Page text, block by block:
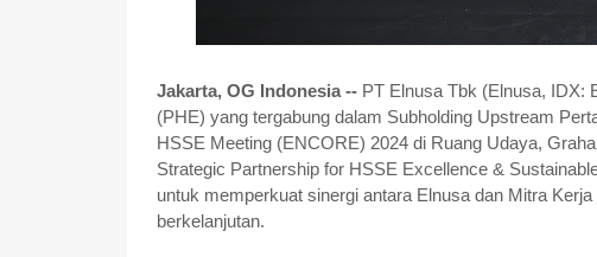
Jakarta, OG Indonesia -- PT Elnusa Tbk (Elnusa, IDX:
(PHE) yang tergabung dalam Subholding Upstream
HSSE Meeting (ENCORE) 2024 di Ruang Udaya,
Strategic Partnership for HSSE Excellence &
untuk memperkuat sinergi antara Elnusa dan Mitra
berkelanjutan.